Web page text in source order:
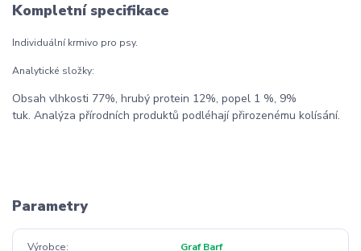
Kompletní specifikace
Individuální krmivo pro psy.
Analytické složky:
Obsah vlhkosti 77%, hrubý protein 12%, popel 1 %, 9%
tuk. Analýza přírodních produktů podléhají přirozenému kolísání.
Parametry
Výrobce Graf Barf